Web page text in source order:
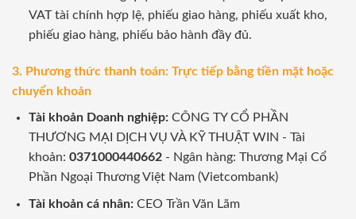
VAT tài chính hợp lệ, phiếu giao hàng, phiếu xuất kho,
phiếu giao hàng, phiếu bảo hành đầy đủ.
3. Phương thức thanh toán: Trực tiếp bằng tiền mặt hoặc
chuyển khoản
Tài khoản Doanh nghiệp:CÔNG TY CỔ PHẦN
THƯƠNG MẠI DỊCH VỤ VÀ KỸ THUẬT WIN - Tài
khoản: 0371000440662- Ngân hàng: Thương Mại Cổ
Phần Ngoại Thương Việt Nam (Vietcombank)
Tài khoản cá nhân: CEO Trần Văn Lãm